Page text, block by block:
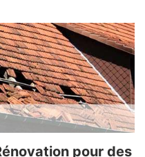
pour des